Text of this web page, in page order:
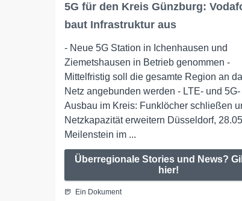
5G für den Kreis Günzburg:
baut Infrastruktur aus
- Neue 5G Station in Ichenhausen und
Ziemetshausen in Betrieb genommen -
Mittelfristig soll die gesamte Region an
Netz angebunden werden - LTE- und 5G-
Ausbau im Kreis: Funklöcher schließen
Netzkapazität erweitern Düsseldorf,
Meilenstein im ...
Überregionale Stories und News?
hier!
Ein Dokument